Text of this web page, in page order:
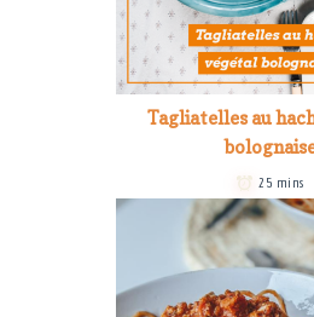
Tagliatelles au
25 mins